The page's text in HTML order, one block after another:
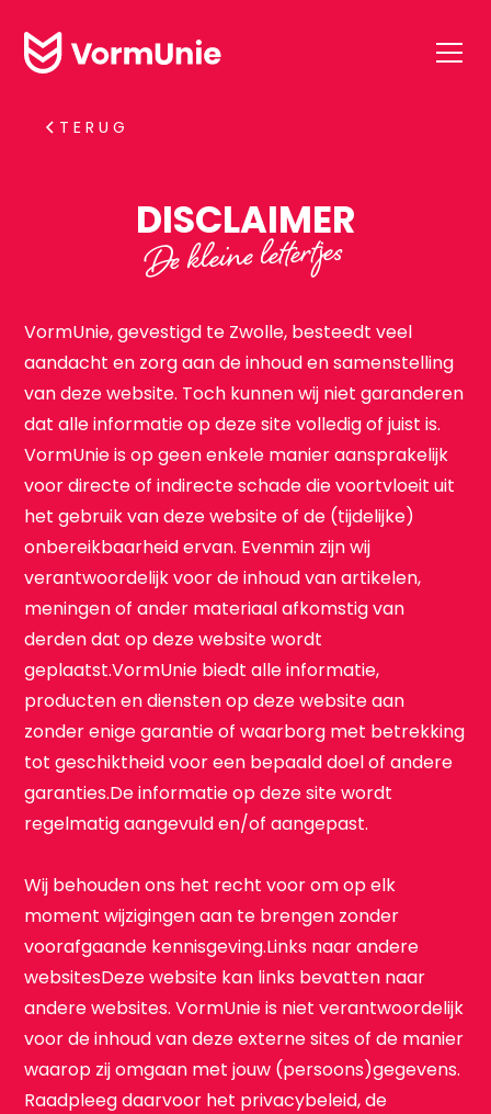
TERUG
DISCLAIMER
De kleine lettertjes
VormUnie, gevestigd te Zwolle, besteedt veel
aandacht en zorg aan de inhoud en samenstelling
van deze website. Toch kunnen wij niet garanderen
dat alle informatie op deze site volledig of juist is.
VormUnie is op geen enkele manier aansprakelijk
voor directe of indirecte schade die voortvloeit uit
het gebruik van deze website of de (tijdelijke)
onbereikbaarheid ervan. Evenmin zijn wij
verantwoordelijk voor de inhoud van artikelen,
meningen of ander materiaal afkomstig van
derden dat op deze website wordt
geplaatst.VormUnie biedt alle informatie,
producten en diensten op deze website aan
zonder enige garantie of waarborg met betrekking
tot geschiktheid voor een bepaald doel of andere
garanties.De informatie op deze site wordt
regelmatig aangevuld en/of aangepast.
Wij behouden ons het recht voor om op elk
moment wijzigingen aan te brengen zonder
voorafgaande kennisgeving.Links naar andere
websitesDeze website kan links bevatten naar
andere websites. VormUnie is niet verantwoordelijk
voor de inhoud van deze externe sites of de manier
waarop zij omgaan met jouw (persoons)gegevens.
Raadpleeg daarvoor het privacybeleid, de